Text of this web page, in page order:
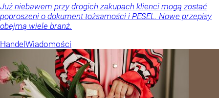
Już niebawem przy drogich zakupach klienci mogą zostać
poproszeni o dokument tożsamości i PESEL. Nowe przepisy
obejmą wiele branż.
HandelWiadomości